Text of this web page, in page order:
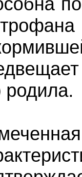
родила.